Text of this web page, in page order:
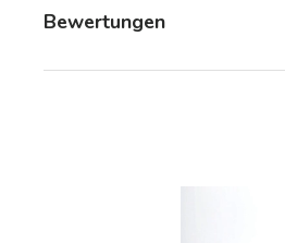
Bewertungen